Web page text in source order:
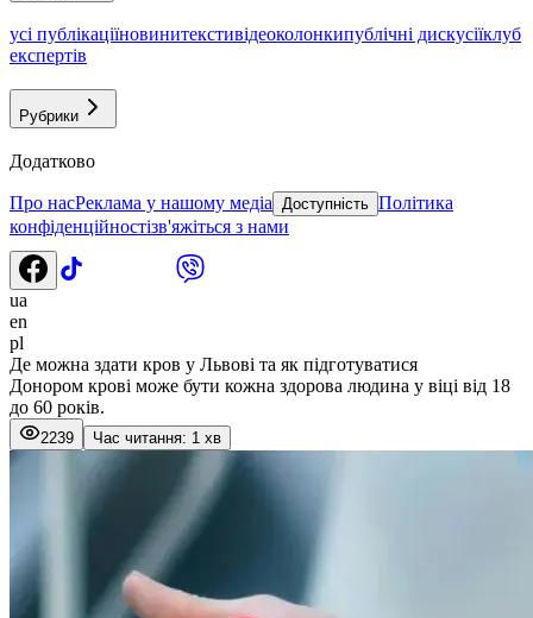
усі публікаціїновинитекстивідеоколонкипублічні дискусіїклуб
експертів
Рубрики
Додатково
Про насРеклама у нашому медіа Доступність Політика
конфіденційностізв'яжіться з нами
ua
en
pl
Де можна здати кров у Львові та як підготуватися
Донором крові може бути кожна здорова людина у віці від 18
до 60 років.
2239 Час читання: 1 хв